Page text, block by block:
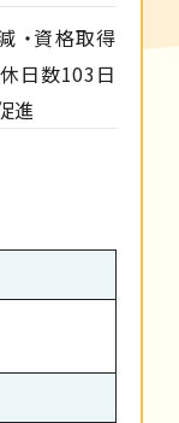
・資格取得
日数103日
進